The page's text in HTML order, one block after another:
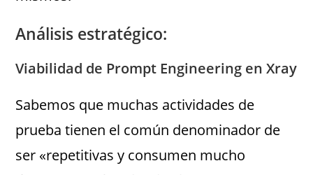
Análisis estratégico:
Viabilidad de Prompt Engineering en Xray
Sabemos que muchas actividades de
prueba tienen el común denominador de
ser «repetitivas y consumen mucho